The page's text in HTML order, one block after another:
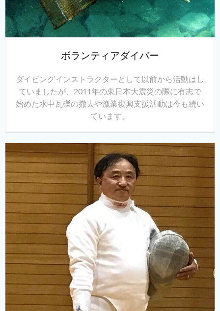
ボランティアダイバー
ダイビングインストラクターとして以前から活動はし
ていましたが、2011年の東日本大震災の際に有志で
始めた水中瓦礫の撤去や漁業復興支援活動は今も続い
ています。